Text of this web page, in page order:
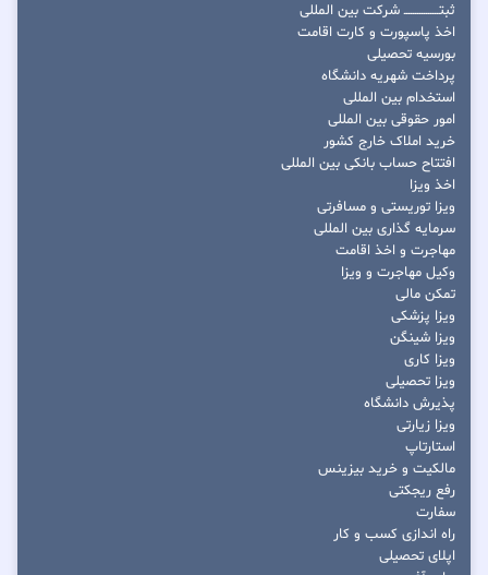
ثبتــــــــــــــــ شرکت بین المللی
اخذ پاسپورت و کارت اقامت
بورسیه تحصیلی
پرداخت شهریه دانشگاه
استخدام بین المللی
امور حقوقی بین المللی
خرید املاک خارج کشور
افتتاح حساب بانکی بین المللی
اخذ ویزا
ویزا توریستی و مسافرتی
سرمایه گذاری بین المللی
مهاجرت و اخذ اقامت
وکیل مهاجرت و ویزا
تمکن مالی
ویزا پزشکی
ویزا شینگن
ویزا کاری
ویزا تحصیلی
پذیرش دانشگاه
ویزا زیارتی
استارتاپ
مالکیت و خرید بیزینس
رفع ریجکتی
سفارت
راه اندازی کسب و کار
اپلای تحصیلی